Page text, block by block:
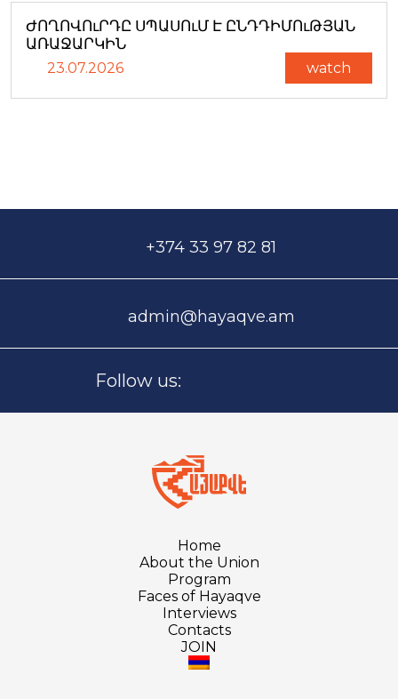
ԺՈՂՈՎՈւՐԴԸ ՍՊԱՍՈւՄ Է ԸՆԴԴԻՄՈւԹՅԱՆ
ԱՌԱՋԱՐԿԻՆ
23.07.2026 watch
+374 33 97 82 81
admin@hayaqve.am
Follow us:
Home
About the Union
Program
Faces of Hayaqve
Interviews
Contacts
JOIN